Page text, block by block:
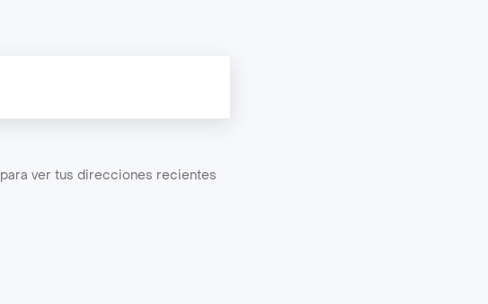
para ver tus direcciones recientes